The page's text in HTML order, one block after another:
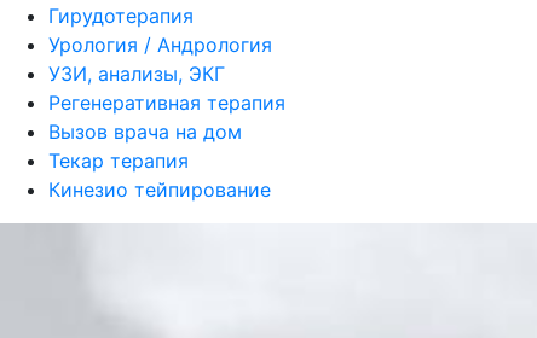
Гирудотерапия
Урология / Андрология
УЗИ, анализы, ЭКГ
Регенеративная терапия
Вызов врача на дом
Текар терапия
Кинезио тейпирование